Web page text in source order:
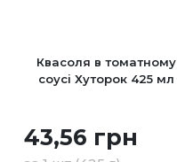
Квасоля в томатному
соусі Хуторок 425 мл
43,56 грн